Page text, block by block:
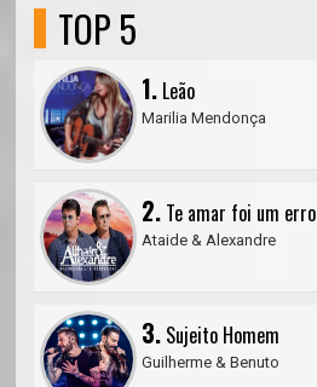
TOP 5
1. Leão
Marilia Mendonça
2. Te amar foi um erro
Ataide & Alexandre
3. Sujeito Homem
Guilherme & Benuto